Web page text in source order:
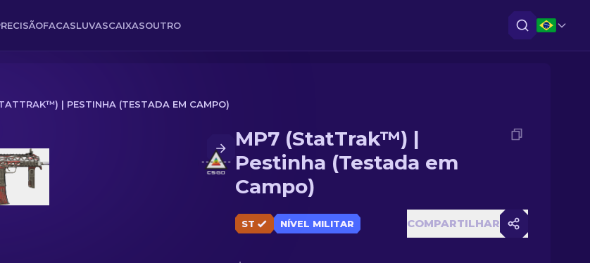
FACASLUVASCAIXASOUTRO
| PESTINHA (TESTADA EM CAMPO)
Campo)
MP7 (StatTrak™) |
Pestinha (Testada em
Campo)
ST NÍVEL MILITAR COMPARTILHAR